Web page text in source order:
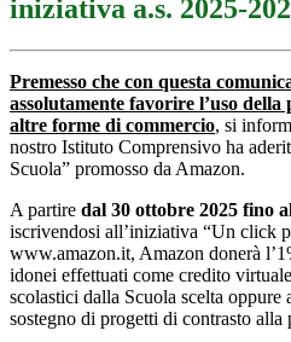
iniziativa a.s. 2025-
Premesso che con questa
assolutamente favorire l’uso
altre forme di commercio, si
nostro Istituto Comprensivo ha
Scuola” promosso da Amazon.
A partire dal 30 ottobre 2025 fino
iscrivendosi all’iniziativa “Un click
www.amazon.it, Amazon donerà
idonei effettuati come credito
scolastici dalla Scuola scelta oppure
sostegno di progetti di contrasto alla